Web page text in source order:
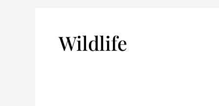
Wildlife